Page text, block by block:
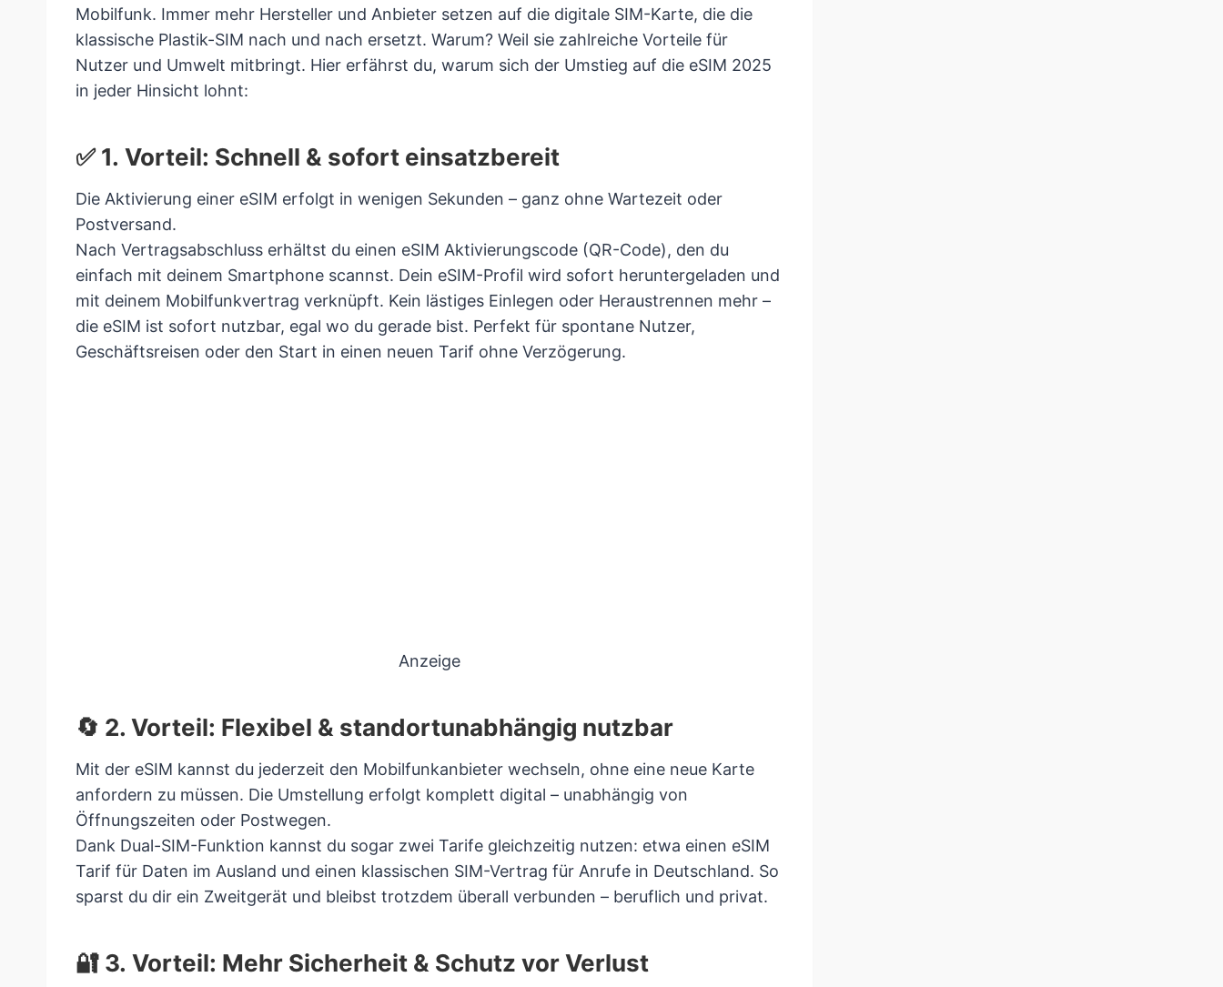
Mobilfunk. Immer mehr Hersteller und Anbieter setzen auf die digitale SIM-Karte, die die
klassische Plastik-SIM nach und nach ersetzt. Warum? Weil sie zahlreiche Vorteile für
Nutzer und Umwelt mitbringt. Hier erfährst du, warum sich der Umstieg auf die eSIM 2025
in jeder Hinsicht lohnt:
✅ 1. Vorteil: Schnell & sofort einsatzbereit
Die Aktivierung einer eSIM erfolgt in wenigen Sekunden – ganz ohne Wartezeit oder
Postversand.
Nach Vertragsabschluss erhältst du einen eSIM Aktivierungscode (QR-Code), den du
einfach mit deinem Smartphone scannst. Dein eSIM-Profil wird sofort heruntergeladen und
mit deinem Mobilfunkvertrag verknüpft. Kein lästiges Einlegen oder Heraustrennen mehr –
die eSIM ist sofort nutzbar, egal wo du gerade bist. Perfekt für spontane Nutzer,
Geschäftsreisen oder den Start in einen neuen Tarif ohne Verzögerung.
Anzeige
🔄 2. Vorteil: Flexibel & standortunabhängig nutzbar
Mit der eSIM kannst du jederzeit den Mobilfunkanbieter wechseln, ohne eine neue Karte
anfordern zu müssen. Die Umstellung erfolgt komplett digital – unabhängig von
Öffnungszeiten oder Postwegen.
Dank Dual-SIM-Funktion kannst du sogar zwei Tarife gleichzeitig nutzen: etwa einen eSIM
Tarif für Daten im Ausland und einen klassischen SIM-Vertrag für Anrufe in Deutschland. So
sparst du dir ein Zweitgerät und bleibst trotzdem überall verbunden – beruflich und privat.
🔐 3. Vorteil: Mehr Sicherheit & Schutz vor Verlust